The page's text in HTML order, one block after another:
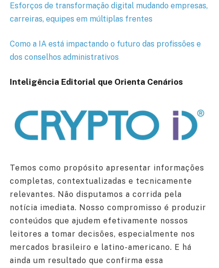
Esforços de transformação digital mudando empresas,
carreiras, equipes em múltiplas frentes
Como a IA está impactando o futuro das profissões e
dos conselhos administrativos
Inteligência Editorial que Orienta Cenários
Temos como propósito apresentar informações
completas, contextualizadas e tecnicamente
relevantes. Não disputamos a corrida pela
notícia imediata. Nosso compromisso é produzir
conteúdos que ajudem efetivamente nossos
leitores a tomar decisões, especialmente nos
mercados brasileiro e latino-americano. E há
ainda um resultado que confirma essa